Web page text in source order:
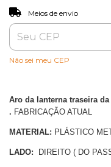
Entregas para o CEP:
Meios de envio
Não sei meu CEP
Aro da lanterna traseira
. FABRICAÇÃO ATUAL
MATERIAL: PLÁSTICO
LADO: DIREITO ( DO